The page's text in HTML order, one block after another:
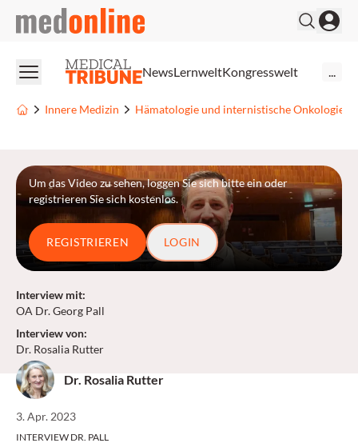
medonline
NewsLernweltKongresswelt
Innere Medizin Hämatologie und internistische Onkologie
Um das Video zu sehen, loggen Sie sich bitte ein oder
registrieren Sie sich kostenlos.
REGISTRIEREN LOGIN
Interview mit:
OA Dr. Georg Pall
Interview von:
Dr. Rosalia Rutter
Dr. Rosalia Rutter
3. Apr. 2023
INTERVIEW DR. PALL